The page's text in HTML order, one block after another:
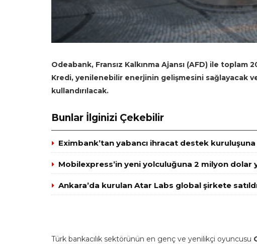
Odeabank, Fransız Kalkınma Ajansı (AFD) ile toplam
Kredi, yenilenebilir enerjinin gelişmesini sağlayacak
kullandırılacak.
Bunlar İlginizi Çekebilir
Eximbank’tan yabancı ihracat destek
Mobilexpress’in yeni yolculuğuna 2 milyon dolar
Ankara’da kurulan Atar Labs global şirkete
Türk bankacılık sektörünün en genç ve yenilikçi oyuncusu